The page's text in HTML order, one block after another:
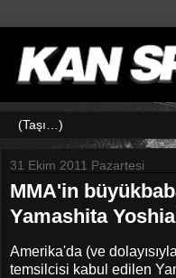
31 Ekim 2011 Pazartesi
MMA'in
Yamashita
Amerika'da (ve
temsilcisi kabul edilen